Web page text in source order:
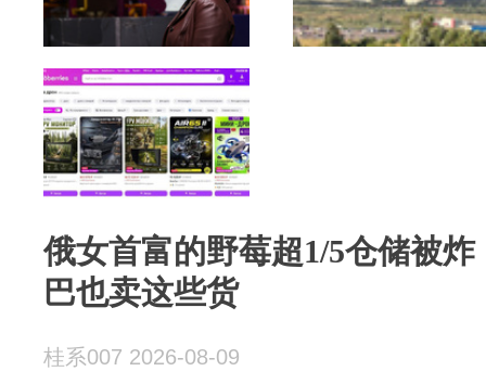
俄女首富的野莓超1/5仓储被
巴也卖这些货
桂系007 2026-08-09